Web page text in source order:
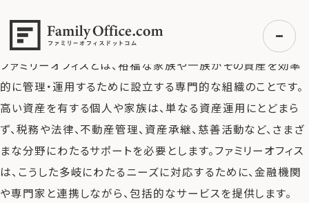
初めての方へ
ご利用の流れ・プラン
事例紹介
エキスパート一覧
ファミリーオフィスとは？
ファミリーオフィスとは、裕福な家族や一族がその資産を効率
的に管理・運用するために設立する専門的な組織のことです。
高い資産を有する個人や家族は、単なる資産運用にとどまら
ず、税務や法律、不動産管理、資産承継、慈善活動など、さまざ
まな分野にわたるサポートを必要とします。ファミリーオフィス
は、こうした多岐にわたるニーズに対応するために、金融機関
や専門家と連携しながら、包括的なサービスを提供します。